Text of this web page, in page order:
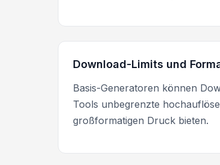
Download-Limits und
Basis-Generatoren können
Tools unbegrenzte
großformatigen Druck bieten.